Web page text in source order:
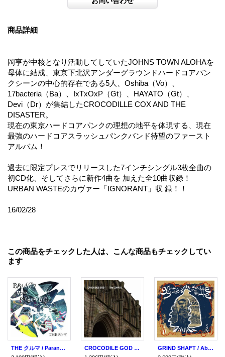
商品詳細
岡亨が中核となり活動してしていたJOHNS TOWN ALOHAを
母体に結成、東京下北沢アンダーグラウンドハードコアパン
クシーンの中心的存在である5人、Oshiba（Vo）、
17bacteria（Ba）、IxTxOxP（Gt）、HAYATO（Gt）、
Devi（Dr）が集結したCROCODILLE COX AND THE
DISASTER。
現在の東京ハードコアパンクの理想の地平を体現する、現在
最強のハードコアスラッシュパンクバンド待望のファースト
アルバム！
過去に限定プレスでリリースした7インチシングル3枚全曲の
初CD化、そしてさらに新作4曲を 加えた全10曲収録！
URBAN WASTEのカヴァー「IGNORANT」収 録！！
16/02/28
この商品をチェックした人は、こんな商品もチェックしてい
ます
THE クルマ / Paranoid Void Recorded (cd) Diwphalanx
CROCODILE GOD & THE CORPSE / split (cd) Fixing a hole
GRIND SHAFT / Absolute and relative (cd) Diwphalanx